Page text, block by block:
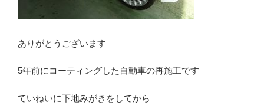
ありがとうございます
5年前にコーティングした自動車の再施工です
ていねいに下地みがきをしてから